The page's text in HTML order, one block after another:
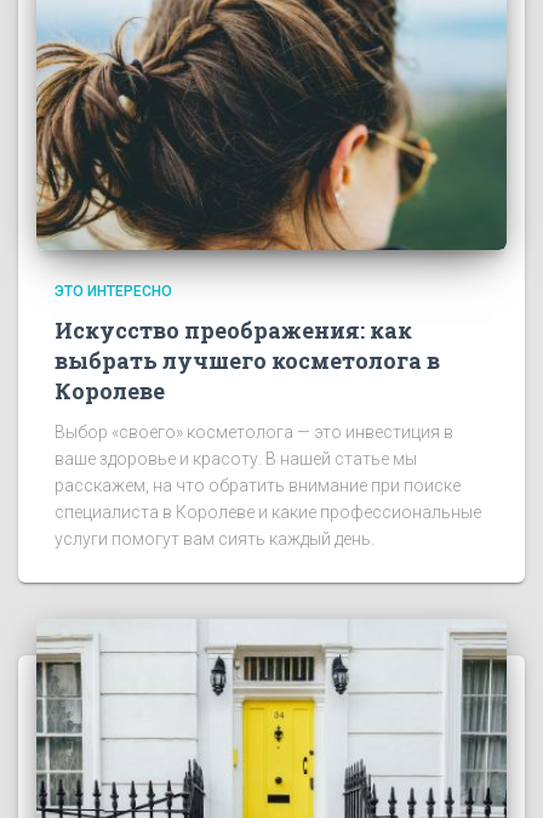
ЭТО ИНТЕРЕСНО
Искусство преображения: как
выбрать лучшего косметолога в
Королеве
Выбор «своего» косметолога — это инвестиция в
ваше здоровье и красоту. В нашей статье мы
расскажем, на что обратить внимание при поиске
специалиста в Королеве и какие профессиональные
услуги помогут вам сиять каждый день.